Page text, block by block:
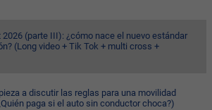
2026 (parte III): ¿cómo nace el nuevo estándar
(Long video + Tik Tok + multi cross +
a discutir las reglas para una movilidad
paga si el auto sin conductor choca?)